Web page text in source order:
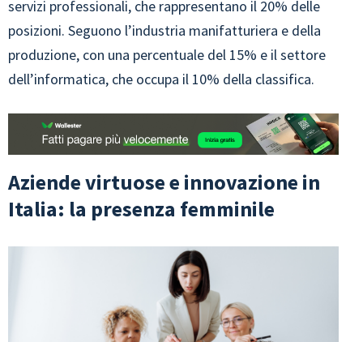
servizi professionali, che rappresentano il 20% delle
posizioni. Seguono l’industria manifatturiera e della
produzione, con una percentuale del 15% e il settore
dell’informatica, che occupa il 10% della classifica.
Aziende virtuose e innovazione in
Italia: la presenza femminile